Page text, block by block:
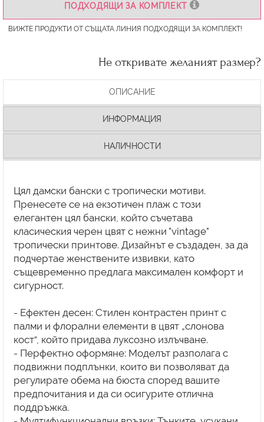
ПОДХОДЯЩИ ЗА КОМПЛЕКТ
ВИЖТЕ ПРОДУКТИ ОТ СЪЩАТА ЛИНИЯ ПОДХОДЯЩИ ЗА КОМПЛЕКТ!
Не откривате желаният размер?
ОПИСАНИЕ
ИНФОРМАЦИЯ
НАЛИЧНОСТИ
Цял дамски бански с тропически мотиви.
Пренесете се на екзотичен плаж с този
елегантен цял бански, който съчетава
класическия черен цвят с нежни "vintage"
тропически принтове. Дизайнът е създаден, за да
подчертае женствените извивки, като
същевременно предлага максимален комфорт и
сигурност.
- Ефектен десен: Стилен контрастен принт с
палми и флорални елементи в цвят „слонова
кост“, който придава луксозно излъчване.
- Перфектно оформяне: Моделът разполага с
подвижни подплънки, които ви позволяват да
регулирате обема на бюста според вашите
предпочитания и да си осигурите отлична
поддръжка.